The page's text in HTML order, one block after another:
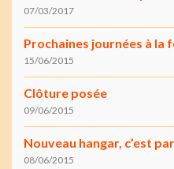
07/03/2017
Prochaines journées à la
15/06/2015
Clôture posée
09/06/2015
Nouveau hangar, c’est
08/06/2015